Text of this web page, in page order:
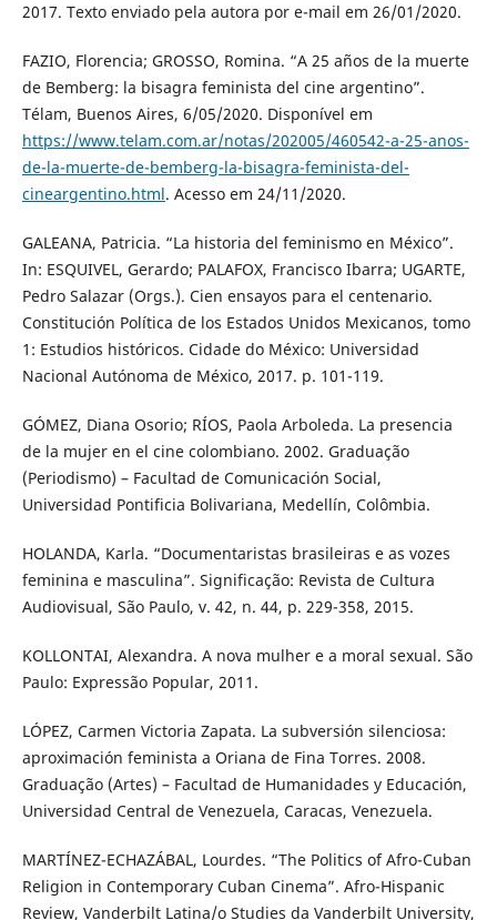
2017. Texto enviado pela autora por e-mail em 26/01/2020.
FAZIO, Florencia; GROSSO, Romina. “A 25 años de la muerte
de Bemberg: la bisagra feminista del cine argentino”.
Télam, Buenos Aires, 6/05/2020. Disponível em
https://www.telam.com.ar/notas/202005/460542-a-25-anos-
de-la-muerte-de-bemberg-la-bisagra-feminista-del-
cineargentino.html. Acesso em 24/11/2020.
GALEANA, Patricia. “La historia del feminismo en México”.
In: ESQUIVEL, Gerardo; PALAFOX, Francisco Ibarra; UGARTE,
Pedro Salazar (Orgs.). Cien ensayos para el centenario.
Constitución Política de los Estados Unidos Mexicanos, tomo
1: Estudios históricos. Cidade do México: Universidad
Nacional Autónoma de México, 2017. p. 101-119.
GÓMEZ, Diana Osorio; RÍOS, Paola Arboleda. La presencia
de la mujer en el cine colombiano. 2002. Graduação
(Periodismo) – Facultad de Comunicación Social,
Universidad Pontificia Bolivariana, Medellín, Colômbia.
HOLANDA, Karla. “Documentaristas brasileiras e as vozes
feminina e masculina”. Significação: Revista de Cultura
Audiovisual, São Paulo, v. 42, n. 44, p. 229-358, 2015.
KOLLONTAI, Alexandra. A nova mulher e a moral sexual. São
Paulo: Expressão Popular, 2011.
LÓPEZ, Carmen Victoria Zapata. La subversión silenciosa:
aproximación feminista a Oriana de Fina Torres. 2008.
Graduação (Artes) – Facultad de Humanidades y Educación,
Universidad Central de Venezuela, Caracas, Venezuela.
MARTÍNEZ-ECHAZÁBAL, Lourdes. “The Politics of Afro-Cuban
Religion in Contemporary Cuban Cinema”. Afro-Hispanic
Review, Vanderbilt Latina/o Studies da Vanderbilt University,